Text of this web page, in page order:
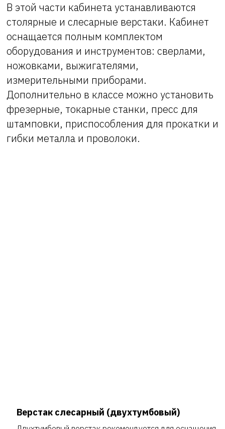
В этой части кабинета устанавливаются
столярные и слесарные верстаки. Кабинет
оснащается полным комплектом
оборудования и инструментов: сверлами,
ножовками, выжигателями,
измерительными приборами.
Дополнительно в классе можно установить
фрезерные, токарные станки, пресс для
штамповки, приспособления для прокатки и
гибки металла и проволоки.
Верстак слесарный (двухтумбовый)